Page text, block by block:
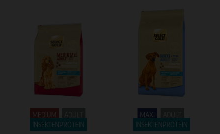
MEDIUM
INSEKTENPROTEIN
MAXI
INSEKTENPROTEIN